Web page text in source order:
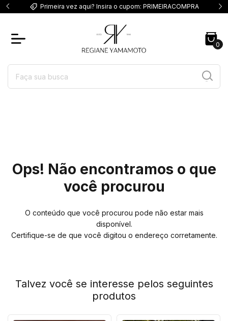
Frete Fixo para SP a R$15,90
0
Ops! Não encontramos o que
você procurou
O conteúdo que você procurou pode não estar mais
disponível.
Certifique-se de que você digitou o endereço corretamente.
Talvez você se interesse pelos seguintes
produtos